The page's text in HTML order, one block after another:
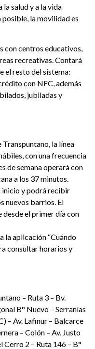
la salud y a la vida
la movilidad es
con centros educativos,
recreativas. Contará
el resto del sistema:
con NFC, además
jubiladas y
la línea
con una frecuencia
de semana operará con
a los 37 minutos.
inicio y podrá recibir
nuevos barrios. El
el primer día con
la aplicación “Cuándo
consultar horarios y
– Ruta 3 – Bv.
B° Nuevo – Serranías
– Av. Lafinur – Balcarce
– Colón – Av. Justo
2 – Ruta 146 – B°